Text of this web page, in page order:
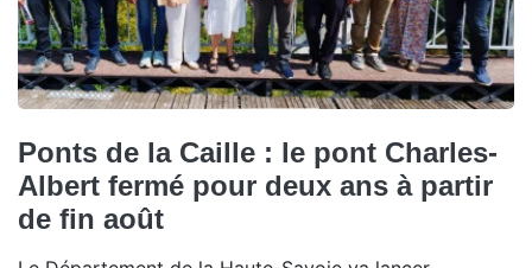
Ponts de la Caille : le pont Charles-
Albert fermé pour deux ans à partir
de fin août